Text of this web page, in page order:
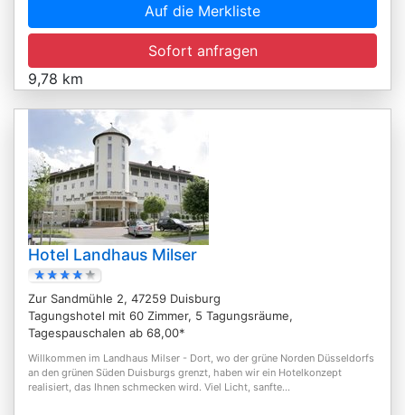
Auf die Merkliste
Sofort anfragen
9,78 km
Hotel Landhaus Milser
Zur Sandmühle 2, 47259 Duisburg
Tagungshotel mit 60 Zimmer, 5 Tagungsräume,
Tagespauschalen ab 68,00*
Willkommen im Landhaus Milser - Dort, wo der grüne Norden Düsseldorfs
an den grünen Süden Duisburgs grenzt, haben wir ein Hotelkonzept
realisiert, das Ihnen schmecken wird. Viel Licht, sanfte...